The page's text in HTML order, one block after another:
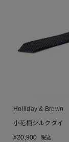
Holliday & Brown
小花柄シルクタイ
¥20,900 税込